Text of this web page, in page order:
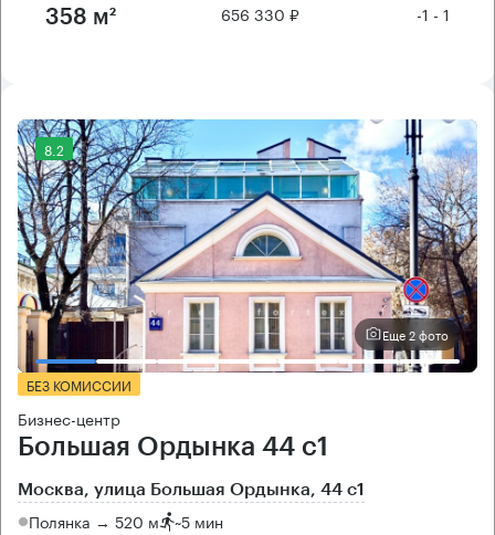
358 м² 656 330 ₽ -1 - 1
8.2
Еще 2 фото
БЕЗ КОМИССИИ
Бизнес-центр
Большая Ордынка 44 с1
Москва, улица Большая Ордынка, 44 с1
Полянка → 520 м ~5 мин